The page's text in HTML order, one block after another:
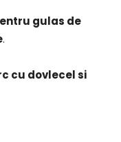
gulas de
.
cu dovlecel si